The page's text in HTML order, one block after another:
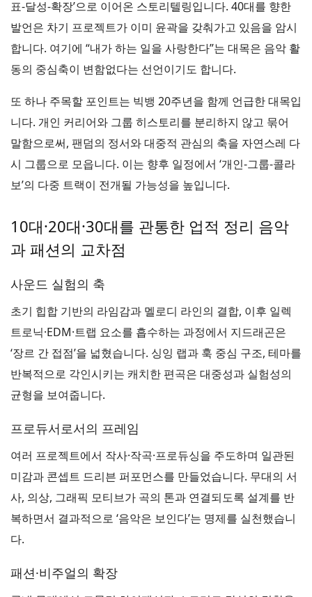
표-달성-확장’으로 이어온 스토리텔링입니다. 40대를 향한
발언은 차기 프로젝트가 이미 윤곽을 갖춰가고 있음을 암시
합니다. 여기에 “내가 하는 일을 사랑한다”는 대목은 음악 활
동의 중심축이 변함없다는 선언이기도 합니다.
또 하나 주목할 포인트는 빅뱅 20주년을 함께 언급한 대목입
니다. 개인 커리어와 그룹 히스토리를 분리하지 않고 묶어
말함으로써, 팬덤의 정서와 대중적 관심의 축을 자연스레 다
시 그룹으로 모읍니다. 이는 향후 일정에서 ‘개인-그룹-콜라
보’의 다중 트랙이 전개될 가능성을 높입니다.
10대·20대·30대를 관통한 업적 정리 음악
과 패션의 교차점
사운드 실험의 축
초기 힙합 기반의 라임감과 멜로디 라인의 결합, 이후 일렉
트로닉·EDM·트랩 요소를 흡수하는 과정에서 지드래곤은
‘장르 간 접점’을 넓혔습니다. 싱잉 랩과 훅 중심 구조, 테마를
반복적으로 각인시키는 캐치한 편곡은 대중성과 실험성의
균형을 보여줍니다.
프로듀서로서의 프레임
여러 프로젝트에서 작사·작곡·프로듀싱을 주도하며 일관된
미감과 콘셉트 드리븐 퍼포먼스를 만들었습니다. 무대의 서
사, 의상, 그래픽 모티브가 곡의 톤과 연결되도록 설계를 반
복하면서 결과적으로 ‘음악은 보인다’는 명제를 실천했습니
다.
패션·비주얼의 확장